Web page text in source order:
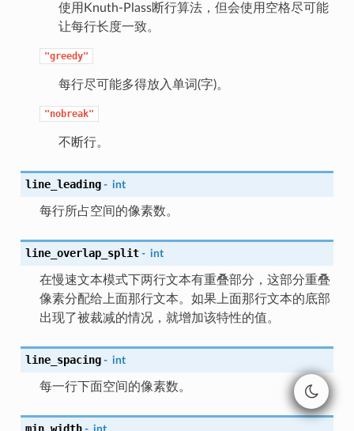
使用Knuth-Plass断行算法，但会使用空格尽可能
让每行长度一致。
"greedy"
每行尽可能多得放入单词(字)。
"nobreak"
不断行。
line_leading - int
每行所占空间的像素数。
line_overlap_split - int
在慢速文本模式下两行文本有重叠部分，这部分重叠
像素分配给上面那行文本。如果上面那行文本的底部
出现了被裁减的情况，就增加该特性的值。
line_spacing - int
每一行下面空间的像素数。